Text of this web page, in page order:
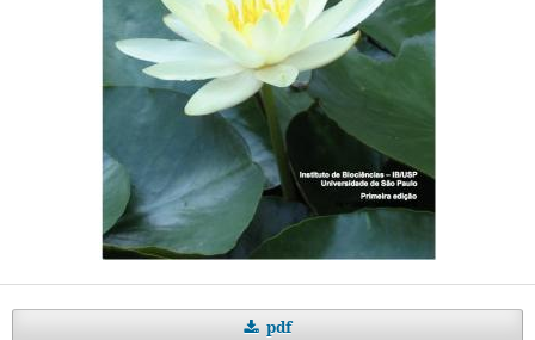
pdf